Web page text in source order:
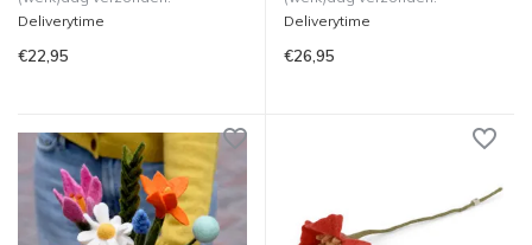
Deliverytime
€22,95
Deliverytime
€26,95